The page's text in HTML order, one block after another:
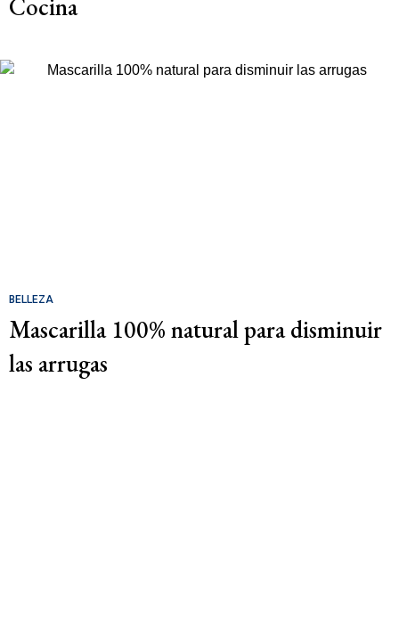
Cocina
BELLEZA
Mascarilla 100% natural para disminuir
las arrugas